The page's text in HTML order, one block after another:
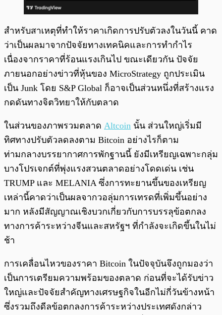
สำหรับสาเหตุที่ทำให้ราคาเกิดการปรับตัวลงในวันนี้ คาด
ว่าเป็นผลมาจากปัจจัยทางเทคนิคและการทำกำไร
เนื่องจากราคาที่ร้อนแรงเกินไป ขณะเดียวกัน ปัจจัย
ภายนอกอย่างข่าวที่หุ้นของ MicroStrategy ถูกประเมิน
เป็น Junk โดย S&P Global ก็อาจเป็นส่วนหนึ่งที่สร้างแรง
กดดันทางจิตวิทยาให้กับตลาด
ในส่วนของภาพรวมตลาด Altcoin นั้น ส่วนใหญ่เริ่มมี
ทิศทางปรับตัวลดลงตาม Bitcoin อย่างไรก็ตาม
ท่ามกลางบรรยากาศการพักฐานนี้ ยังมีเหรียญเฉพาะกลุ่ม
บางโปรเจกต์ที่พุ่งแรงสวนตลาดอย่างโดดเด่น เช่น
TRUMP และ MELANIA ซึ่งการทะยานขึ้นของเหรียญ
เหล่านี้คาดว่าเป็นผลจากวอลุ่มการเทรดที่เพิ่มขึ้นอย่าง
มาก หลังมีสัญญาณเชิงบวกเกี่ยวกับการบรรลุข้อตกลง
ทางการค้าระหว่างจีนและสหรัฐฯ ที่กำลังจะเกิดขึ้นในไม่
ช้า
การเคลื่อนไหวของราคา Bitcoin ในปัจจุบันจึงถูกมองว่า
เป็นการเตรียมความพร้อมของตลาด ก่อนที่จะได้รับข่าว
ใหญ่และปัจจัยสำคัญทางเศรษฐกิจในอีกไม่กี่วันข้างหน้า
ซึ่งรวมถึงดีลข้อตกลงการค้าระหว่างประเทศดังกล่าว